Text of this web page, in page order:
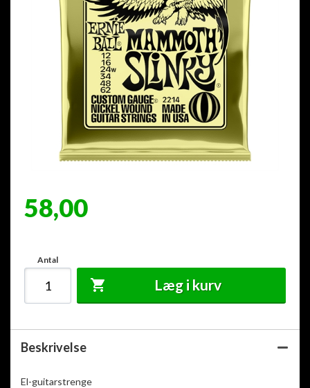
58,00
Antal
Læg i kurv
Beskrivelse
El-guitarstrenge